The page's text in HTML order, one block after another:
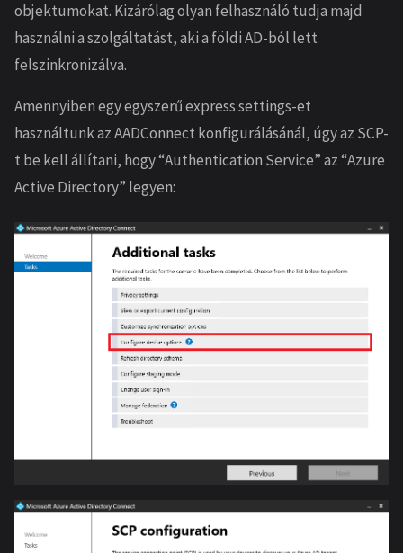
objektumokat. Kizárólag olyan felhasználó tudja majd
használni a szolgáltatást, aki a földi AD-ból lett
felszinkronizálva.
Amennyiben egy egyszerű express settings-et
használtunk az AADConnect konfigurálásánál, úgy az SCP-
t be kell állítani, hogy “Authentication Service” az “Azure
Active Directory” legyen: